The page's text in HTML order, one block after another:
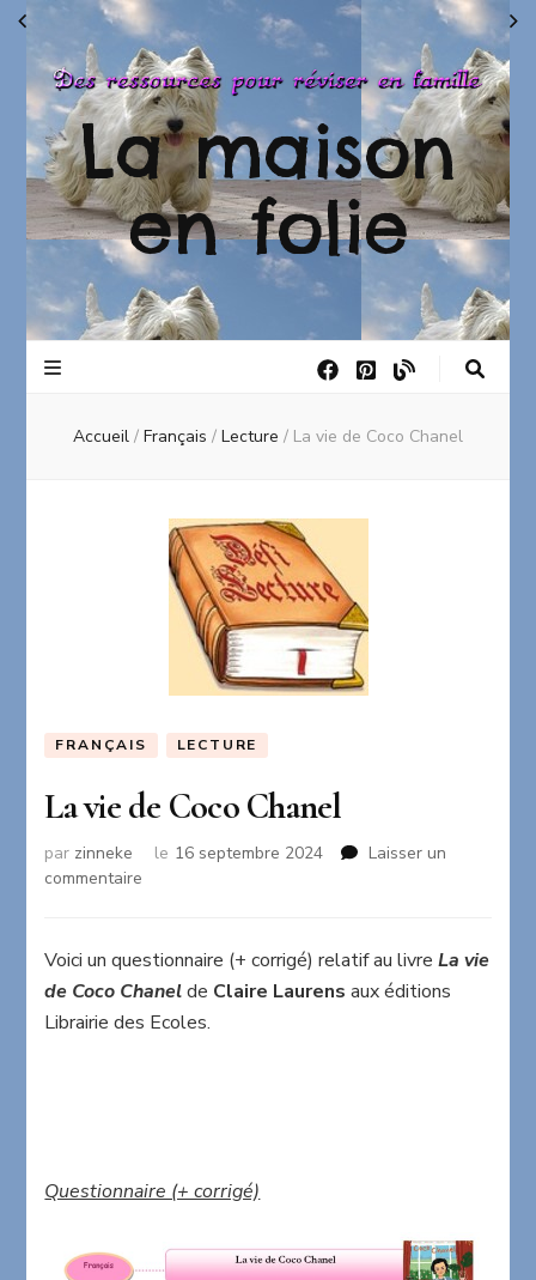
La maison
en folie
Accueil / Français / Lecture / La vie de Coco Chanel
FRANÇAIS LECTURE
La vie de Coco Chanel
par zinneke le 16 septembre 2024
Laisser un
commentaire
de
Chanel
Voici un questionnaire (+ corrigé) relatif au livreLa vie
de Coco Chanelde Claire Laurens aux éditions
Librairie des Ecoles.
Questionnaire (+ corrigé)